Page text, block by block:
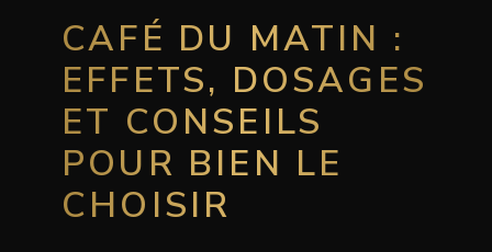
CAFÉ DU MATIN :
EFFETS, DOSAGES
ET CONSEILS
POUR BIEN LE
CHOISIR